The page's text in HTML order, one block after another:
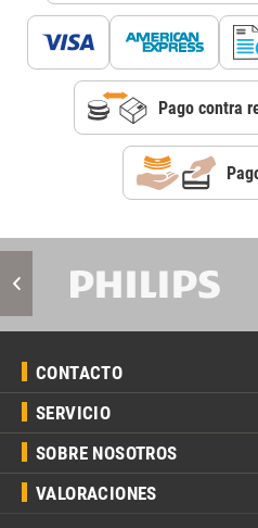
Pago contra
CONTACTO
SERVICIO
SOBRE NOSOTROS
VALORACIONES